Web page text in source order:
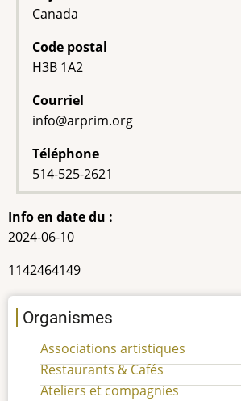
Canada
Code postal
H3B 1A2
Courriel
info@arprim.org
Téléphone
514-525-2621
Info en date du :
2024-06-10
NEQ
1142464149
Organismes
Associations artistiques
Restaurants & Cafés
Ateliers et compagnies